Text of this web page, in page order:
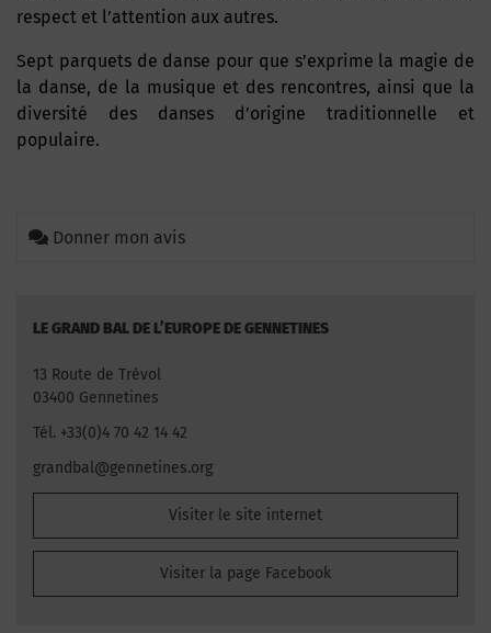
respect et l’attention aux autres.
Sept parquets de danse pour que s’exprime la magie de
la danse, de la musique et des rencontres, ainsi que la
diversité des danses d’origine traditionnelle et
populaire.
Donner mon avis
LE GRAND BAL DE L’EUROPE DE GENNETINES
13 Route de Trévol
03400 Gennetines
Tél. +33(0)4 70 42 14 42
grandbal@gennetines.org
Visiter le site internet
Visiter la page Facebook